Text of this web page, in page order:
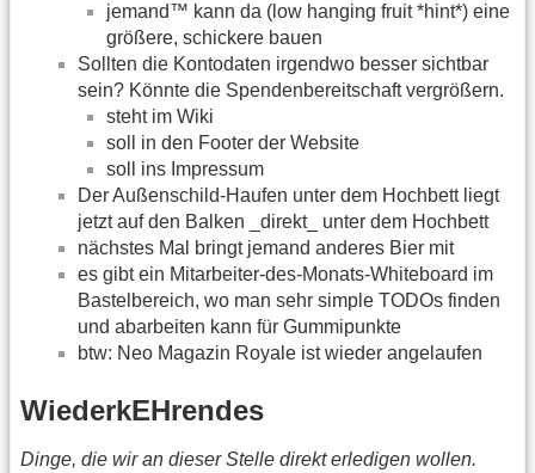
jemand™ kann da (low hanging fruit *hint*) eine
größere, schickere bauen
Sollten die Kontodaten irgendwo besser sichtbar
sein? Könnte die Spendenbereitschaft vergrößern.
steht im Wiki
soll in den Footer der Website
soll ins Impressum
Der Außenschild-Haufen unter dem Hochbett liegt
jetzt auf den Balken _direkt_ unter dem Hochbett
nächstes Mal bringt jemand anderes Bier mit
es gibt ein Mitarbeiter-des-Monats-Whiteboard im
Bastelbereich, wo man sehr simple TODOs finden
und abarbeiten kann für Gummipunkte
btw: Neo Magazin Royale ist wieder angelaufen
WiederkEHrendes
Dinge, die wir an dieser Stelle direkt erledigen wollen.